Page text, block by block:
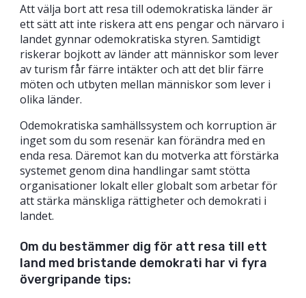
Att välja bort att resa till odemokratiska länder är
ett sätt att inte riskera att ens pengar och närvaro i
landet gynnar odemokratiska styren. Samtidigt
riskerar bojkott av länder att människor som lever
av turism får färre intäkter och att det blir färre
möten och utbyten mellan människor som lever i
olika länder.
Odemokratiska samhällssystem och korruption är
inget som du som resenär kan förändra med en
enda resa. Däremot kan du motverka att förstärka
systemet genom dina handlingar samt stötta
organisationer lokalt eller globalt som arbetar för
att stärka mänskliga rättigheter och demokrati i
landet.
Om du bestämmer dig för att resa till ett
land med bristande demokrati har vi fyra
övergripande tips: